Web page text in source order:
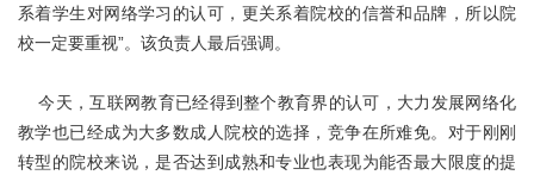
系着学生对网络学习的认可，更关系着院校的信誉和品牌，所以院
校一定要重视”。该负责人最后强调。
今天，互联网教育已经得到整个教育界的认可，大力发展网络化
教学也已经成为大多数成人院校的选择，竞争在所难免。对于刚刚
转型的院校来说，是否达到成熟和专业也表现为能否最大限度的提